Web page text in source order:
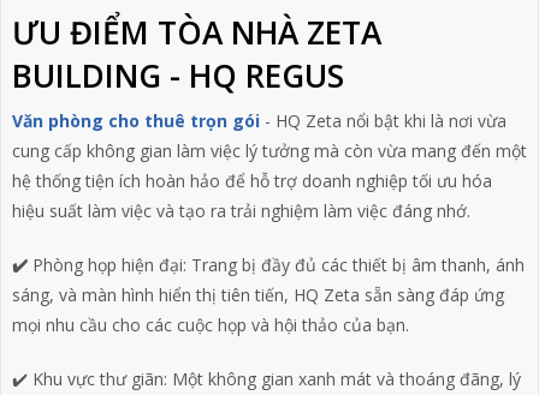
ƯU ĐIỂM TÒA NHÀ ZETA
BUILDING - HQ REGUS
Văn phòng cho thuê trọn gói- HQ Zeta nổi bật khi là nơi vừa
cung cấp không gian làm việc lý tưởng mà còn vừa mang đến một
hệ thống tiện ích hoàn hảo để hỗ trợ doanh nghiệp tối ưu hóa
hiệu suất làm việc và tạo ra trải nghiệm làm việc đáng nhớ.
✔️Phòng họp hiện đại: Trang bị đầy đủ các thiết bị âm thanh, ánh
sáng, và màn hình hiển thị tiên tiến, HQ Zeta sẵn sàng đáp ứng
mọi nhu cầu cho các cuộc họp và hội thảo của bạn.
✔️ Khu vực thư giãn: Một không gian xanh mát và thoáng đãng, lý